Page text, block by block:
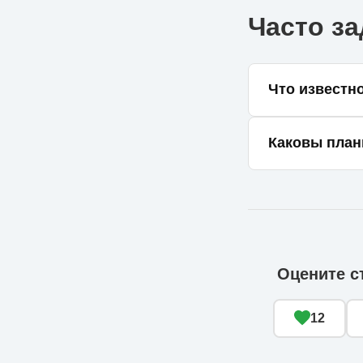
Часто
Что
немецко-
Каковы
Оцените
12